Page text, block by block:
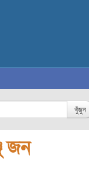
খুঁজুন
জন